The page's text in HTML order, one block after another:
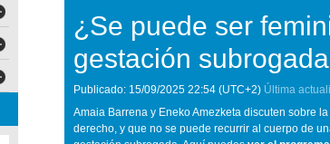
¿Se puede ser
gestación
Publicado: 15/09/2025 22:54 (UTC+2) Última
Amaia Barrena y Eneko Amezketa discuten sobre
derecho, y que no se puede recurrir al cuerpo de